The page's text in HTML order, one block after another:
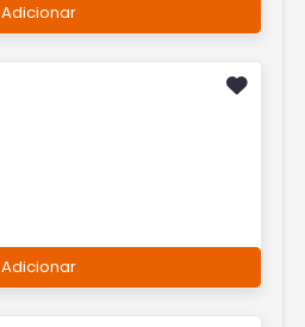
Adicionar
Adicionar